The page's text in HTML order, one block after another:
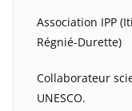
Association IPP
Régnié-Durette)
Collaborateur
UNESCO.